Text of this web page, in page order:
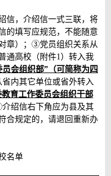
信，介绍信一式三联，将
的填写应规范，不能随意
章）；③党员组织关系从
通高校（附件1）转入我
会组织部”（可简称为四
内其它单位或省外转入
育工作委员会组织干部
绍信右下角应为县及其
合规定的，请退回重新办
名单